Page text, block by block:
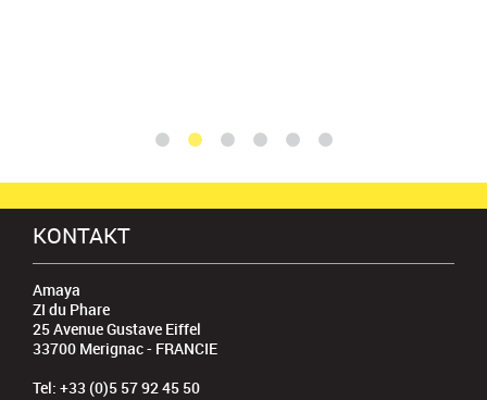
KONTAKT
Amaya
ZI du Phare
25 Avenue Gustave Eiffel
33700 Merignac - FRANCIE
Tel: +33 (0)5 57 92 45 50